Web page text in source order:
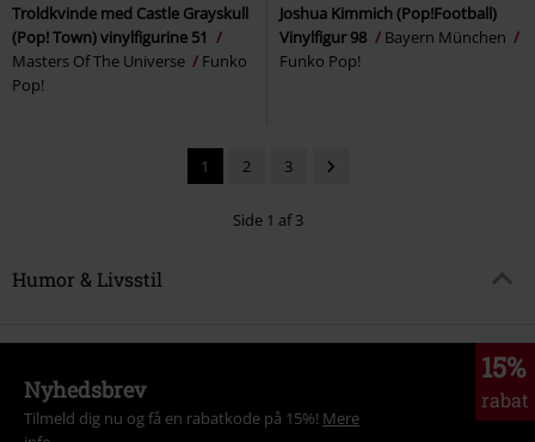
Troldkvinde med Castle Grayskull
(Pop! Town) vinylfigurine 51
Masters Of The Universe
Funko
Pop!
Joshua Kimmich (Pop!Football)
Vinylfigur 98
Bayern München
Funko Pop!
1 2 3
Side 1 af 3
Humor & Livsstil
15%
rabat
Nyhedsbrev
Tilmeld dig nu og få en rabatkode på 15%! Mere